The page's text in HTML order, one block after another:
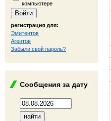
компьютере
регистрация для:
Эмитентов
Агентов
Забыли свой пароль?
Сообщения за дату